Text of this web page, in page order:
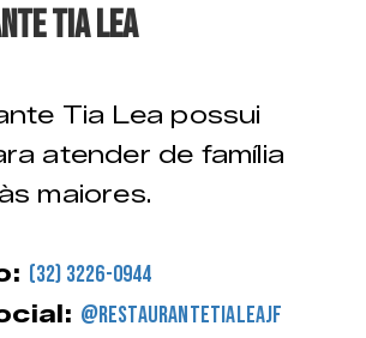
Tia Lea
Tia Lea possui
atender de família
maiores.
(32) 3226-0944
@restaurantetialeajf